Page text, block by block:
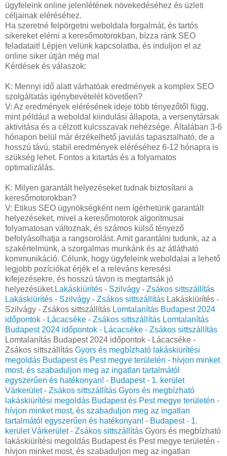
ügyfeleink online jelenlétének növekedéséhez és üzleti
céljainak eléréséhez.
Ha szeretné felpörgetni weboldala forgalmát, és tartós
sikereket elérni a keresőmotorokban, bízza ránk SEO
feladatait! Lépjen velünk kapcsolatba, és induljon el az
online siker útján még ma!
Kérdések és válaszok:
K: Mennyi idő alatt várhatóak eredmények a komplex SEO
szolgáltatás igénybevételét követően?
V: Az eredmények elérésének ideje több tényezőtől függ,
mint például a weboldal kiindulási állapota, a versenytársak
aktivitása és a célzott kulcsszavak nehézsége. Általában 3-6
hónapon belül már érzékelhető javulás tapasztalható, de a
hosszú távú, stabil eredmények eléréséhez 6-12 hónapra is
szükség lehet. Fontos a kitartás és a folyamatos
optimalizálás.
K: Milyen garantált helyezéseket tudnak biztosítani a
keresőmotorokban?
V: Etikus SEO ügynökségként nem ígérhetünk garantált
helyezéseket, mivel a keresőmotorok algoritmusai
folyamatosan változnak, és számos külső tényező
befolyásolhatja a rangsorolást. Amit garantálni tudunk, az a
szakértelmünk, a szorgalmas munkánk és az átlátható
kommunikáció. Célunk, hogy ügyfeleink weboldalai a lehető
legjobb pozíciókat érjék el a releváns keresési
kifejezésekre, és hosszú távon is megtartsák jó
helyezésüket. Lakáskiürítés - Szilvágy - Zsákos sittszállítás
Lakáskiürítés - Szilvágy - Zsákos sittszállítás Lakáskiürítés -
Szilvágy - Zsákos sittszállítás Lomtalanítás Budapest 2024
időpontok - Lácacséke - Zsákos sittszállítás Lomtalanítás
Budapest 2024 időpontok - Lácacséke - Zsákos sittszállítás
Lomtalanítás Budapest 2024 időpontok - Lácacséke -
Zsákos sittszállítás Gyors és megbízható lakáskiürítési
megoldás Budapest és Pest megye területén - hívjon minket
most, és szabaduljon meg az ingatlan tartalmától
egyszerűen és hatékonyan! - Budapest - 1. kerület
Várkerület - Zsákos sittszállítás Gyors és megbízható
lakáskiürítési megoldás Budapest és Pest megye területén -
hívjon minket most, és szabaduljon meg az ingatlan
tartalmától egyszerűen és hatékonyan! - Budapest - 1.
kerület Várkerület - Zsákos sittszállítás Gyors és megbízható
lakáskiürítési megoldás Budapest és Pest megye területén -
hívjon minket most, és szabaduljon meg az ingatlan